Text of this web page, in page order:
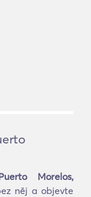
Morelos,
něj a objevte